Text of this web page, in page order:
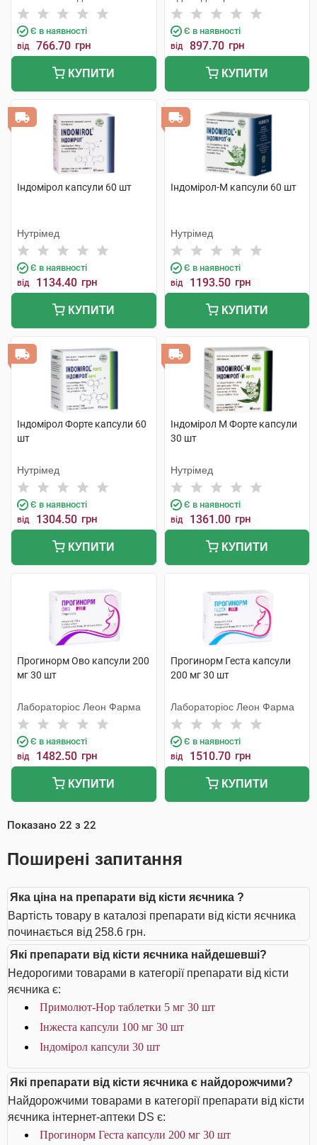
Є в наявності
від 766.70 грн
КУПИТИ
Є в наявності
від 897.70 грн
КУПИТИ
Індомірол капсули 60 шт
Нутрімед
Є в наявності
від 1134.40 грн
КУПИТИ
Індомірол-М капсули 60 шт
Нутрімед
Є в наявності
від 1193.50 грн
КУПИТИ
Індомірол Форте капсули 60
шт
Нутрімед
Є в наявності
від 1304.50 грн
КУПИТИ
Індомірол М Форте капсули
30 шт
Нутрімед
Є в наявності
від 1361.00 грн
КУПИТИ
Прогинорм Ово капсули 200
мг 30 шт
Лабораторіос Леон Фарма
Є в наявності
від 1482.50 грн
КУПИТИ
Прогинорм Геста капсули
200 мг 30 шт
Лабораторіос Леон Фарма
Є в наявності
від 1510.70 грн
КУПИТИ
Показано 22 з 22
Поширені запитання
Яка ціна на препарати від кісти яєчника ?
Вартість товару в каталозі препарати від кісти яєчника
починається від 258.6 грн.
Які препарати від кісти яєчника найдешевші?
Недорогими товарами в категорії препарати від кісти
яєчника є:
Примолют-Нор таблетки 5 мг 30 шт
Інжеста капсули 100 мг 30 шт
Індомірол капсули 30 шт
Які препарати від кісти яєчника є найдорожчими?
Найдорожчими товарами в категорії препарати від кісти
яєчника інтернет-аптеки DS є:
Прогинорм Геста капсули 200 мг 30 шт